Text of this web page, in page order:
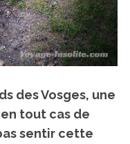
des Vosges, une
tout cas de
sentir cette